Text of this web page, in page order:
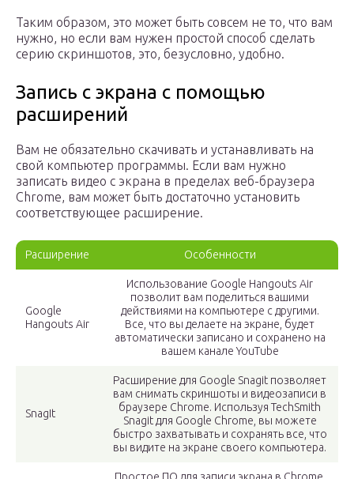
Таким образом, это может быть совсем не то, что вам
нужно, но если вам нужен простой способ сделать
серию скриншотов, это, безусловно, удобно.
Запись с экрана с помощью
расширений
Вам не обязательно скачивать и устанавливать на
свой компьютер программы. Если вам нужно
записать видео с экрана в пределах веб-браузера
Chrome, вам может быть достаточно установить
соответствующее расширение.
Расширение Особенности
Google
Hangouts Air
Использование Google Hangouts Air
позволит вам поделиться вашими
действиями на компьютере с другими.
Все, что вы делаете на экране, будет
автоматически записано и сохранено на
вашем канале YouTube
SnagIt
Расширение для Google Snagit позволяет
вам снимать скриншоты и видеозаписи в
браузере Chrome. Используя TechSmith
Snagit для Google Chrome, вы можете
быстро захватывать и сохранять все, что
вы видите на экране своего компьютера.
Простое ПО для записи экрана в Chrome.